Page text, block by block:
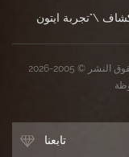
حقوق النشر © 2005-2026 GuangZhou Eton Jewelry Co., Ltd. كل الحقوق
تابعنا